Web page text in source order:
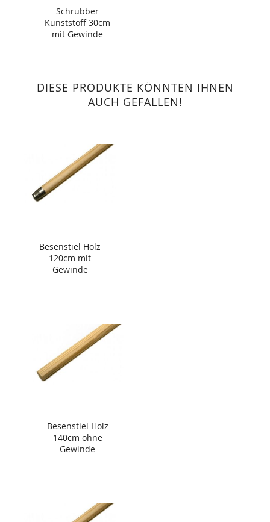
Schrubber
Kunststoff 30cm
mit Gewinde
DIESE PRODUKTE KÖNNTEN IHNEN
AUCH GEFALLEN!
Besenstiel Holz
120cm mit
Gewinde
Besenstiel Holz
140cm ohne
Gewinde